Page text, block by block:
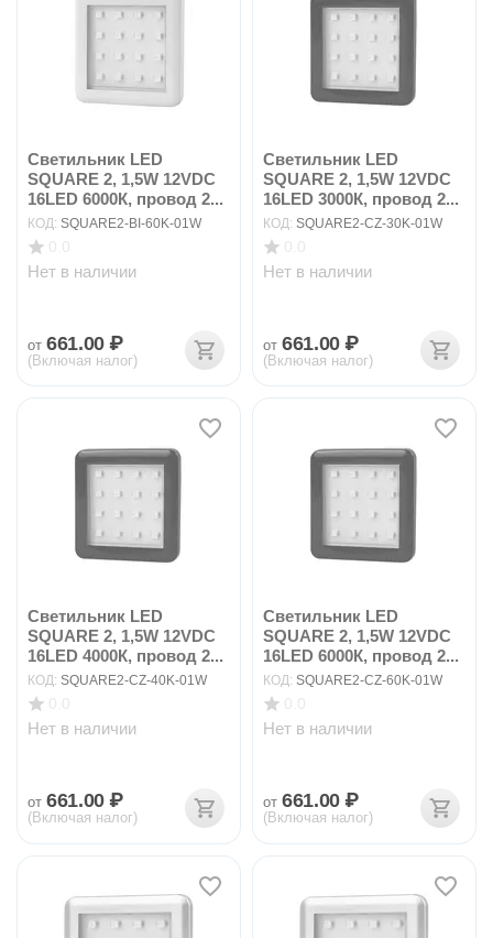
Светильник LED
SQUARE 2, 1,5W 12VDC
16LED 6000К, провод 2...
КОД: SQUARE2-BI-60K-01W
Нет в наличии
от 661.00 ₽
(Включая налог)
Светильник LED
SQUARE 2, 1,5W 12VDC
16LED 3000К, провод 2...
КОД: SQUARE2-CZ-30K-01W
Нет в наличии
от 661.00 ₽
(Включая налог)
Светильник LED
SQUARE 2, 1,5W 12VDC
16LED 4000К, провод 2...
КОД: SQUARE2-CZ-40K-01W
Нет в наличии
от 661.00 ₽
(Включая налог)
Светильник LED
SQUARE 2, 1,5W 12VDC
16LED 6000К, провод 2...
КОД: SQUARE2-CZ-60K-01W
Нет в наличии
от 661.00 ₽
(Включая налог)